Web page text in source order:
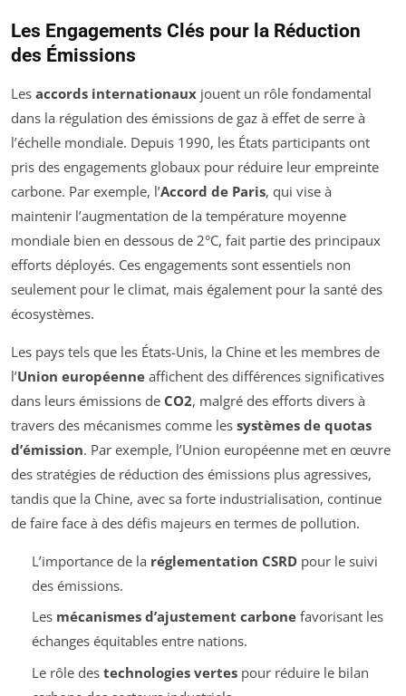
Les Engagements Clés pour la Réduction
des Émissions
Les accords internationaux jouent un rôle fondamental
dans la régulation des émissions de gaz à effet de serre à
l’échelle mondiale. Depuis 1990, les États participants ont
pris des engagements globaux pour réduire leur empreinte
carbone. Par exemple, l’Accord de Paris, qui vise à
maintenir l’augmentation de la température moyenne
mondiale bien en dessous de 2°C, fait partie des principaux
efforts déployés. Ces engagements sont essentiels non
seulement pour le climat, mais également pour la santé des
écosystèmes.
Les pays tels que les États-Unis, la Chine et les membres de
l’Union européenne affichent des différences significatives
dans leurs émissions de CO2, malgré des efforts divers à
travers des mécanismes comme les systèmes de quotas
d’émission. Par exemple, l’Union européenne met en œuvre
des stratégies de réduction des émissions plus agressives,
tandis que la Chine, avec sa forte industrialisation, continue
de faire face à des défis majeurs en termes de pollution.
L’importance de la réglementation CSRDpour le suivi
des émissions.
Les mécanismes d’ajustement carbonefavorisant les
échanges équitables entre nations.
Le rôle des technologies vertespour réduire le bilan